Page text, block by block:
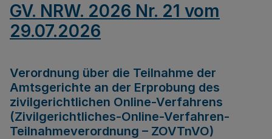
GV. NRW. 2026 Nr. 21 vom
29.07.2026
Verordnung über die Teilnahme der
Amtsgerichte an der Erprobung des
zivilgerichtlichen Online-Verfahrens
(Zivilgerichtliches-Online-Verfahren-
Teilnahmeverordnung – ZOVTnVO)